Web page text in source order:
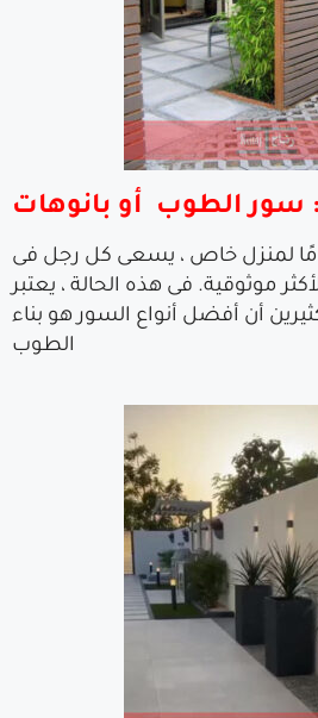
سور الطوب أو بانوهات
لمنزل خاص ، يسعى كل رجل فى
موثوقية. فى هذه الحالة ، يعتبر
أن أفضل أنواع السور هو بناء